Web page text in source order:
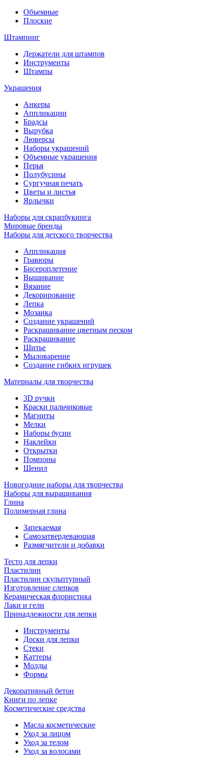
Объемные
Плоские
Штампинг
Держатели для штампов
Инструменты
Штампы
Украшения
Анкеры
Аппликации
Брадсы
Вырубка
Люверсы
Наборы украшений
Объемные украшения
Перья
Полубусины
Сургучная печать
Цветы и листья
Ярлычки
Наборы для скрапбукинга
Мировые бренды
Наборы для детского творчества
Аппликация
Гравюры
Бисероплетение
Вышивание
Вязание
Декорирование
Лепка
Мозаика
Создание украшений
Раскрашивание цветным песком
Раскрашивание
Шитье
Мыловарение
Создание гибких игрушек
Материалы для творчества
3D ручки
Краски пальчиковые
Магниты
Мелки
Наборы бусин
Наклейки
Открытки
Помпоны
Шенил
Новогодние наборы для творчества
Наборы для выращивания
Глина
Полимерная глина
Запекаемая
Самозатвердевающая
Размягчители и добавки
Тесто для лепки
Пластилин
Пластилин скульптурный
Изготовление слепков
Керамическая флористика
Лаки и гели
Принадлежности для лепки
Инструменты
Доски для лепки
Стеки
Каттеры
Молды
Формы
Декоративный бетон
Книги по лепке
Косметические средства
Масла косметические
Уход за лицом
Уход за телом
Уход за волосами